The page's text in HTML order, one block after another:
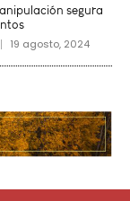
segura
19 agosto, 2024